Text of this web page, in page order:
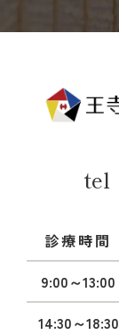
tel
診療時間
9:00～13:00
14:30～18:30